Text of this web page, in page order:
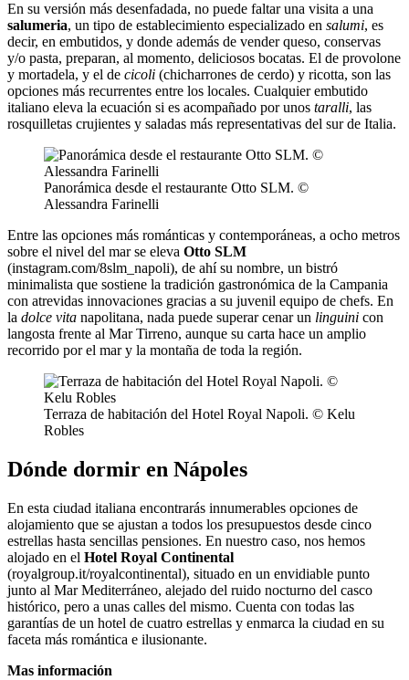
En su versión más desenfadada, no puede faltar una visita a una
salumeria, un tipo de establecimiento especializado en salumi, es
decir, en embutidos, y donde además de vender queso, conservas
y/o pasta, preparan, al momento, deliciosos bocatas. El de provolone
y mortadela, y el de cicoli (chicharrones de cerdo) y ricotta, son las
opciones más recurrentes entre los locales. Cualquier embutido
italiano eleva la ecuación si es acompañado por unos taralli, las
rosquilletas crujientes y saladas más representativas del sur de Italia.
Panorámica desde el restaurante Otto SLM. ©
Alessandra Farinelli
Entre las opciones más románticas y contemporáneas, a ocho metros
sobre el nivel del mar se eleva Otto SLM
(instagram.com/8slm_napoli), de ahí su nombre, un bistró
minimalista que sostiene la tradición gastronómica de la Campania
con atrevidas innovaciones gracias a su juvenil equipo de chefs. En
la dolce vita napolitana, nada puede superar cenar un linguini con
langosta frente al Mar Tirreno, aunque su carta hace un amplio
recorrido por el mar y la montaña de toda la región.
Terraza de habitación del Hotel Royal Napoli. © Kelu
Robles
Dónde dormir en Nápoles
En esta ciudad italiana encontrarás innumerables opciones de
alojamiento que se ajustan a todos los presupuestos desde cinco
estrellas hasta sencillas pensiones. En nuestro caso, nos hemos
alojado en el Hotel Royal Continental
(royalgroup.it/royalcontinental), situado en un envidiable punto
junto al Mar Mediterráneo, alejado del ruido nocturno del casco
histórico, pero a unas calles del mismo. Cuenta con todas las
garantías de un hotel de cuatro estrellas y enmarca la ciudad en su
faceta más romántica e ilusionante.
Mas información